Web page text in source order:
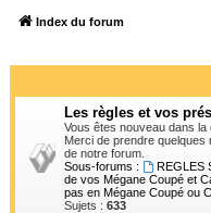
Index du forum
Les règles et vos
Vous êtes nouveau dans
Merci de prendre quelques
de notre forum.
Sous-forums :
REGLES
de vos Mégane Coupé et
pas en Mégane Coupé ou
Sujets : 633